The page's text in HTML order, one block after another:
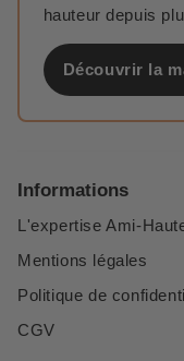
hauteur depuis
Découvrir la
Informations
L'expertise Ami-
Mentions légales
Politique de
CGV